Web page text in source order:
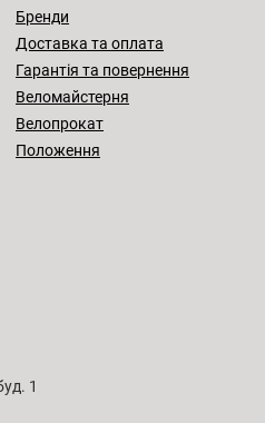
Бренди
Доставка та оплата
Гарантія та повернення
Веломайстерня
Велопрокат
Положення
1